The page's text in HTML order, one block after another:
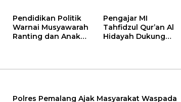
Pendidikan Politik
Warnai Musyawarah
Ranting dan Anak
Kecamatan Belik
Pengajar MI
Tahfidzul Qur’an Al
Hidayah Dukung
Polres Pemalang Ajak Masyarakat Waspada